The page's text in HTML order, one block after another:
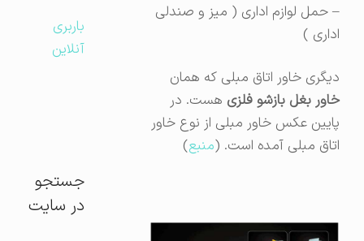
– حمل لوازم اداری ( میز و صندلی
اداری )
دیگری خاور اتاق مبلی که همان
خاور بغل بازشو فلزیهست. در
پایین عکس خاور مبلی از نوع خاور
اتاق مبلی آمده است. (منبع)
باربری
آنلاین
جستجو
در سایت